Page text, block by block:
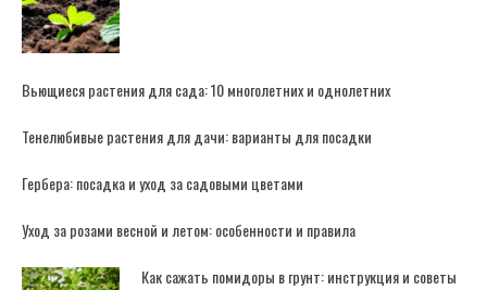
Вьющиеся растения для сада: 10 многолетних и однолетних
Тенелюбивые растения для дачи: варианты для посадки
Гербера: посадка и уход за садовыми цветами
Уход за розами весной и летом: особенности и правила
Как сажать помидоры в грунт: инструкция и советы